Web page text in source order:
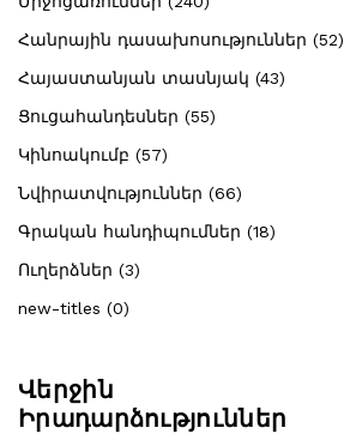
Հանրային դասախոսություններ (52)
Հայաստանյան տասնյակ (43)
Ցուցահանդեսներ (55)
Կինոակումբ (57)
Նվիրատվություններ (66)
Գրական հանդիպումներ (18)
Ուղերձներ (3)
new-titles (0)
Վերջին
Իրադարձություններ